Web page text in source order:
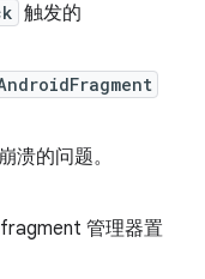
触发的
溃的问题。
管理器置